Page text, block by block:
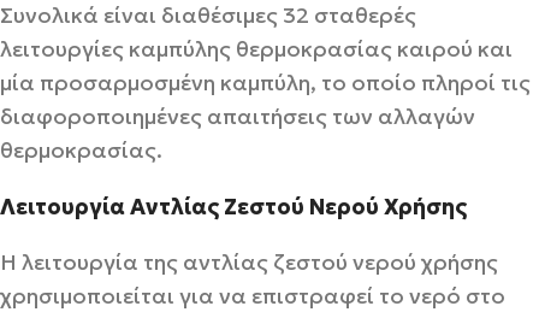
Συνολικά είναι διαθέσιμες 32 σταθερές
λειτουργίες καμπύλης θερμοκρασίας καιρού και
μία προσαρμοσμένη καμπύλη, το οποίο πληροί τις
διαφοροποιημένες απαιτήσεις των αλλαγών
θερμοκρασίας.
Λειτουργία Αντλίας Ζεστού Νερού Χρήσης
Η λειτουργία της αντλίας ζεστού νερού χρήσης
χρησιμοποιείται για να επιστραφεί το νερό στο